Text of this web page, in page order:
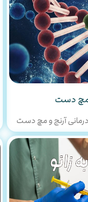
مچ دست
آرنج و مچ دست